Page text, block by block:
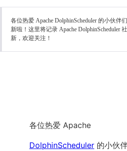
各位热爱 Apache DolphinScheduler 的小伙伴
新啦！这里将记录 Apache DolphinScheduler
新，欢迎关注！
各位热爱 Apache
DolphinScheduler 的小伙